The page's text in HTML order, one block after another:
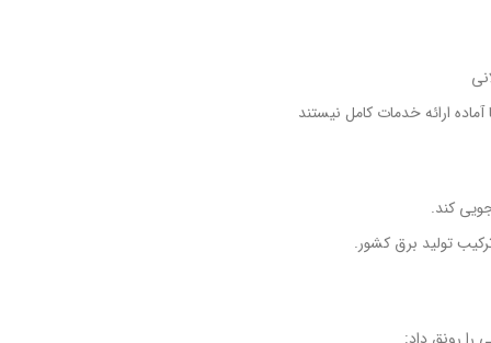
ارائه خدمات کامل نیستند
کند.
تولید برق کشور.
را رونق داد: